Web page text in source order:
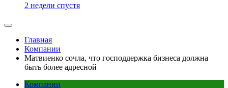
2 недели спустя
Главная
Компании
Матвиенко сочла, что господдержка бизнеса должна
быть более адресной
Компании